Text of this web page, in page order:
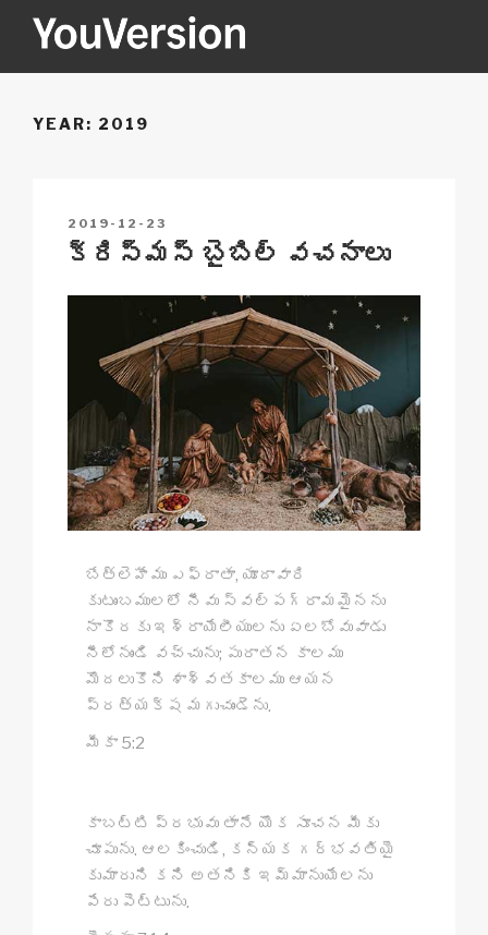
YOUVERSION
YEAR: 2019
POSTED
ON
2019-12-23
క్రిస్మస్ బైబిల్ వచనాలు
బేత్లెహేము ఎఫ్రాతా, యూదావారి
కుటుంబములలో నీవు స్వల్పగ్రామమైనను
నాకొరకు ఇశ్రాయేలీయులను ఏలబోవువాడు
నీలోనుండి వచ్చును; పురాతన కాలము
మొదలుకొని శాశ్వతకాలము ఆయన
ప్రత్యక్ష మగుచుండెను.
మీకా 5:2
కాబట్టి ప్రభువు తానే యొక సూచన మీకు
చూపును. ఆలకించుడి, కన్యక గర్భవతియై
కుమారుని కని అతనికి ఇమ్మానుయేలను
పేరు పెట్టును.